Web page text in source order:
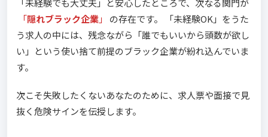
「未経験でも大丈夫」と安心したところで、次なる関門が
「隠れブラック企業」
の存在です。 「未経験OK」をうた
う求人の中には、残念ながら「誰でもいいから頭数が欲し
い」という使い捨て前提のブラック企業が紛れ込んでいま
す。
次こそ失敗したくないあなたのために、求人票や面接で見
抜く危険サインを伝授します。